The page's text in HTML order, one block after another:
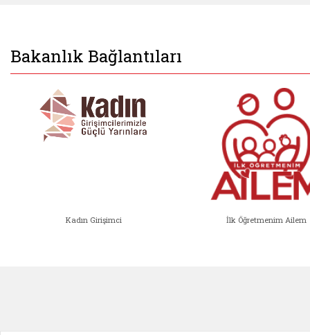
Bakanlık Bağlantıları
Kadın Girişimci İlk Öğretmenim Ailem